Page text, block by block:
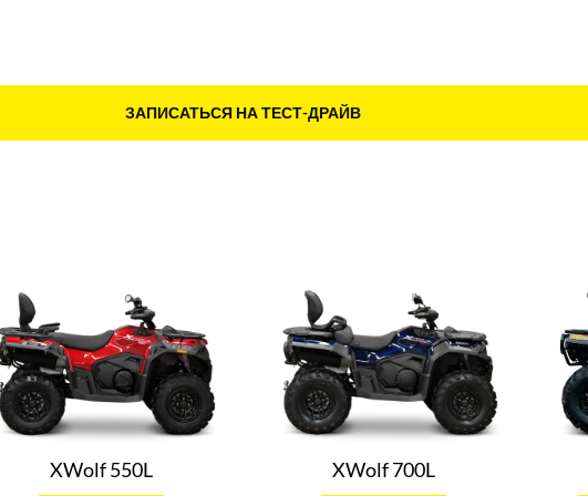
ЗАПИСАТЬСЯ НА ТЕСТ-ДРАЙВ
XWolf 550L XWolf 700L